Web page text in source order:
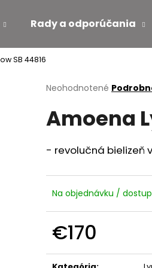
Rady a odporúčania
SB 44816
Priemerné
produktu
je
Neohodnotené
Amoena
- revolučná bielizeň
Na objednávku /
€170
cena:
nájsť?
HĽADAŤ